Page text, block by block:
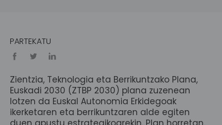
PARTEKATU
Zientzia, Teknologia eta Berrikuntzako Plana,
Euskadi 2030 (ZTBP 2030) plana zuzenean
lotzen da Euskal Autonomia Erkidegoak
ikerketaren eta berrikuntzaren alde egiten